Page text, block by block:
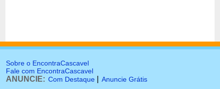
Sobre o EncontraCascavel
Fale com EncontraCascavel
ANUNCIE: Com Destaque Anuncie Grátis